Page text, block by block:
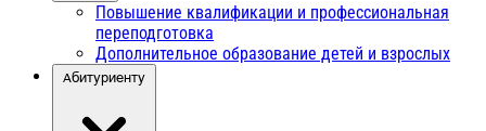
Повышение квалификации и профессиональная
переподготовка
Дополнительное образование детей и взрослых
Абитуриенту